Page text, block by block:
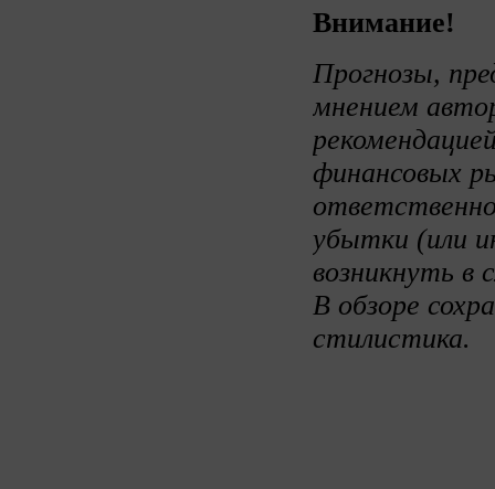
Внимание!
Прогнозы,
мнением
финансовых
убытки (или
возникнуть в
В обзоре
стилистика.